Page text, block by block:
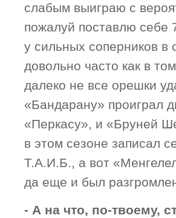
слабым выиграю с
пожалуй поставлю себе
у сильных соперников в
довольно часто как в
далеко не все орешки
«Бандарану» проиграл
«Перкасу», и «Бруней
в этом сезоне записал
Т.А.И.Б., а вот
да еще и был
- А на что, по-твоему,